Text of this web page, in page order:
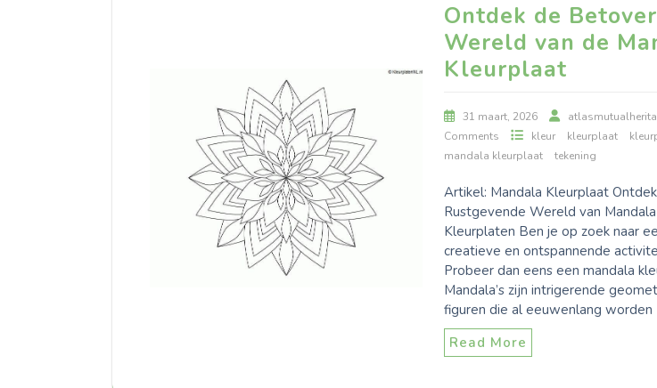
Ontdek de
Wereld van de
Kleurplaat
31 maart, 2026
Comments
kleur kleurplaat
mandala kleurplaat
tekening
Artikel: Mandala Kleurplaat
Rustgevende Wereld van Mandala
Kleurplaten Ben je op zoek naar
creatieve en ontspannende
Probeer dan eens een mandala
Mandala’s zijn intrigerende
figuren die al eeuwenlang worden
Read More